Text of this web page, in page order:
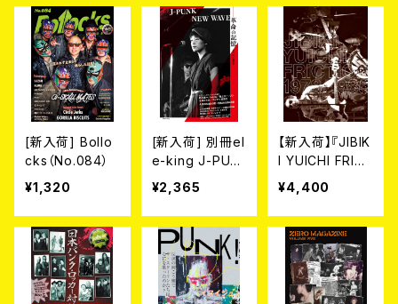
[新入荷] Bollo
cks（No.084）
¥1,320
[新入荷] 別冊el
e-king J-PUN
K／NEW WAVE
－革命の記憶
松山晋也（監修）
¥2,365
【新入荷】『JIBIK
I YUICHI FRIC
TION 1978-19
85』撮影 : 地引
雄一 (写真集＋
CD)
¥4,400